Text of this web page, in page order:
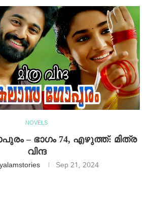
NOVELS
– ഭാഗം 74, എഴുത്ത്: മിത്ര
വിന്ദ
Sep 21, 2024